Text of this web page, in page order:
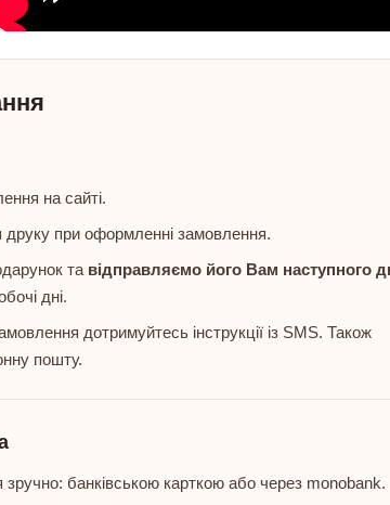
на сайті.
при оформленні замовлення.
та відправляємо його Вам наступного
дні.
дотримуйтесь інструкції із SMS. Також
пошту.
банківською карткою або через monobank.